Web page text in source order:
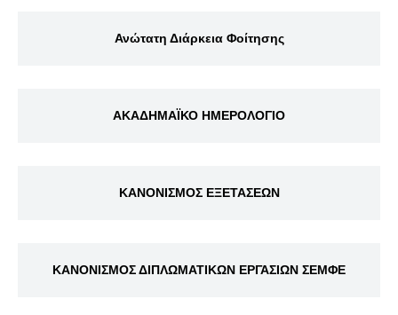
Ανώτατη Διάρκεια Φοίτησης
ΑΚΑΔΗΜΑΪΚΟ ΗΜΕΡΟΛΟΓΙΟ
ΚΑΝΟΝΙΣΜΟΣ ΕΞΕΤΑΣΕΩΝ
ΚΑΝΟΝΙΣΜΟΣ ΔΙΠΛΩΜΑΤΙΚΩΝ ΕΡΓΑΣΙΩΝ ΣΕΜΦΕ